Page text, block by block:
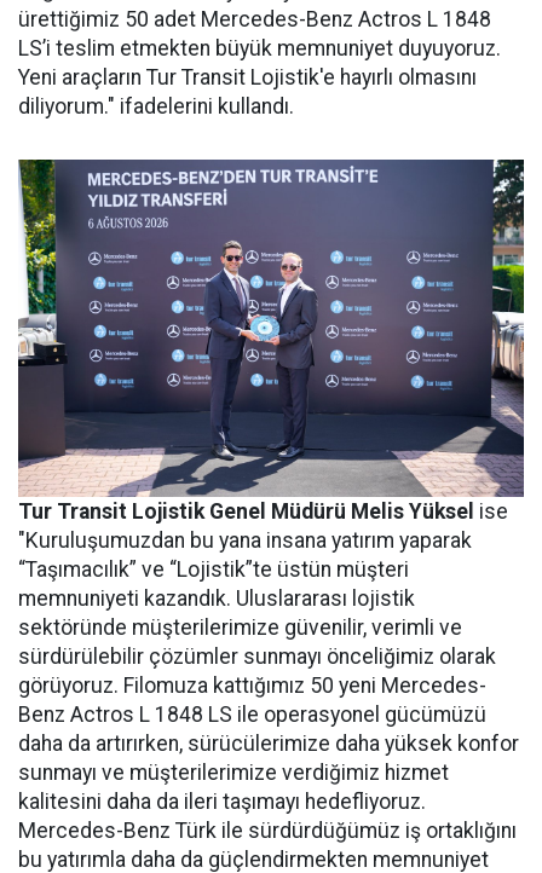
ürettiğimiz 50 adet Mercedes-Benz Actros L 1848
LS’i teslim etmekten büyük memnuniyet duyuyoruz.
Yeni araçların Tur Transit Lojistik'e hayırlı olmasını
diliyorum." ifadelerini kullandı.
Tur Transit Lojistik Genel Müdürü Melis Yüksel ise
"Kuruluşumuzdan bu yana insana yatırım yaparak
“Taşımacılık” ve “Lojistik”te üstün müşteri
memnuniyeti kazandık. Uluslararası lojistik
sektöründe müşterilerimize güvenilir, verimli ve
sürdürülebilir çözümler sunmayı önceliğimiz olarak
görüyoruz. Filomuza kattığımız 50 yeni Mercedes-
Benz Actros L 1848 LS ile operasyonel gücümüzü
daha da artırırken, sürücülerimize daha yüksek konfor
sunmayı ve müşterilerimize verdiğimiz hizmet
kalitesini daha da ileri taşımayı hedefliyoruz.
Mercedes-Benz Türk ile sürdürdüğümüz iş ortaklığını
bu yatırımla daha da güçlendirmekten memnuniyet